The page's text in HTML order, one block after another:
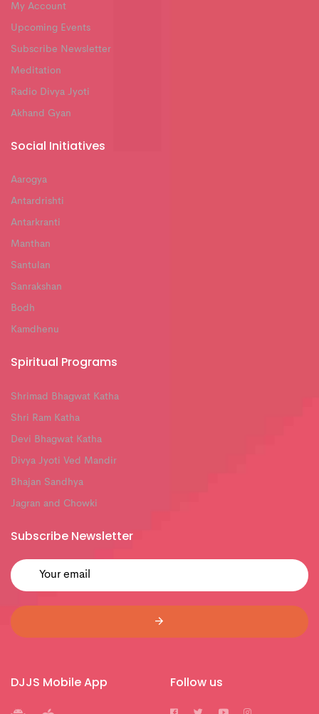
My Account
Upcoming Events
Subscribe Newsletter
Meditation
Radio Divya Jyoti
Akhand Gyan
Social Initiatives
Aarogya
Antardrishti
Antarkranti
Manthan
Santulan
Sanrakshan
Bodh
Kamdhenu
Spiritual Programs
Shrimad Bhagwat Katha
Shri Ram Katha
Devi Bhagwat Katha
Divya Jyoti Ved Mandir
Bhajan Sandhya
Jagran and Chowki
Subscribe Newsletter
DJJS Mobile App Follow us